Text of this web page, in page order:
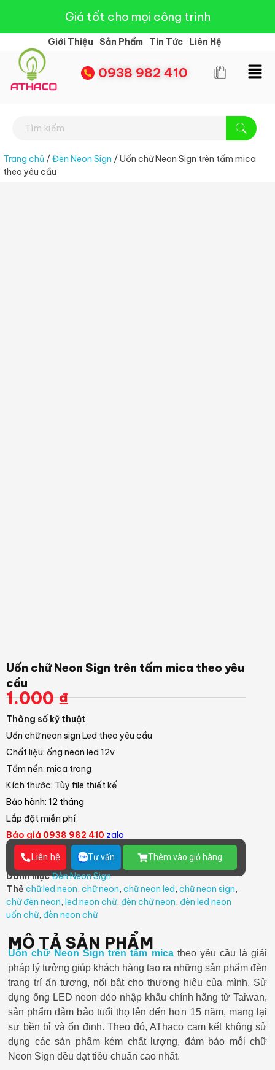
Giá tốt cho mọi công trình
Giới Thiệu Sản Phẩm Tin Tức Liên Hệ
0938 982 410
Trang chủ /Đèn Neon Sign / Uốn chữ Neon Sign trên tấm mica
theo yêu cầu
Uốn chữ Neon Sign trên tấm mica theo yêu
cầu
1.000₫
Thông số kỹ thuật
Uốn chữ neon sign Led theo yêu cầu
Chất liệu: ống neon led 12v
Tấm nền: mica trong
Kích thước: Tùy file thiết kế
Bảo hành: 12 tháng
Lắp đặt miễn phí
Báo giá 0938 982 410 zalo
Liên hệ
Tư vấn Thêm vào giỏ hàng
Danh mụcĐèn Neon Sign
Thẻ chữ led neon, chữ neon, chữ neon led, chữ neon sign,
chữ đèn neon, led neon chữ, đèn chữ neon, đèn led neon
uốn chữ, đèn neon chữ
MÔ TẢ SẢN PHẨM
Uốn chữ Neon Sign trên tấm micatheo yêu cầu
là giải
pháp lý tưởng giúp khách hàng tạo ra những sản phẩm đèn
trang trí ấn tượng, nổi bật cho thương hiệu của mình. Sử
dụng ống LED neon dẻo nhập khẩu chính hãng từ Taiwan,
sản phẩm đảm bảo tuổi thọ lên đến hơn 15 năm, mang lại
sự bền bỉ và ổn định. Theo đó, AThaco cam kết không sử
dụng các sản phẩm kém chất lượng, đảm bảo mỗi chữ
Neon Sign đều đạt tiêu chuẩn cao nhất.